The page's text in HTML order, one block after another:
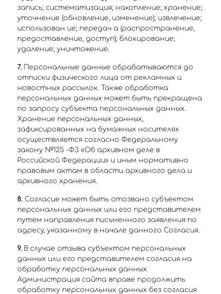
запись; систематизация; накопление; хранение;
уточнение (обновление, изменение); извлечение;
использован ие; передач а (распространение,
предоставление, доступ); блокирование;
удаление; уничтожение.
7. Персональные данные обрабатываются до
отписки физического лица от рекламных и
новостных рассылок. Также обработка
персональных данных может быть прекращена
по запросу субъекта персональных данных.
Хранение персональных данных,
зафиксированных на бумажных носителях
осуществляется согласно Федеральному
закону №125 -ФЗ «Об архивном деле в
Российской Федерации» и иным нормативно
правовым актам в области архивного дела и
архивного хранения.
8. Согласие может быть отозвано субъектом
персональных данных или его представителем
путем направления письменного заявления по
адресу, указанному в начале данного Согласия.
9. В случае отзыва субъектом персональных
данных или его представителем согласия на
обработку персональных данных
Администрация сайта вправе продолжить
обработку персональных данных без согласия